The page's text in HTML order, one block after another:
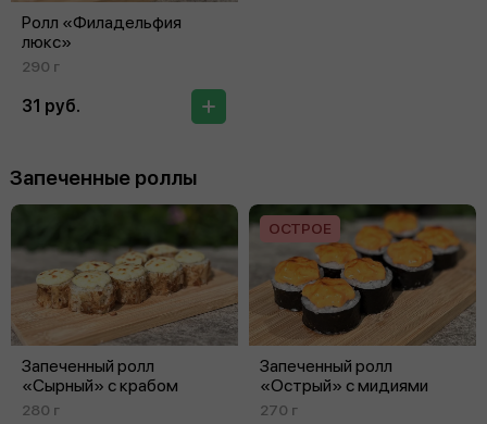
Ролл «Филадельфия
люкс»
290 г
31 руб.
Запеченные роллы
Запеченный ролл
«Сырный» с крабом
280 г
Запеченный ролл
«Острый» с мидиями
ОСТРОЕ
270 г